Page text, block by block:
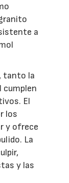
a
tanto la
cumplen
El
los
y ofrece
La
y las